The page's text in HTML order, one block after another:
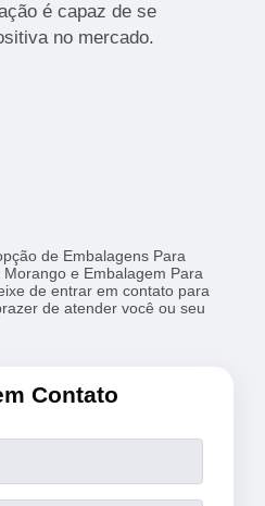
é capaz de se
no mercado.
de Embalagens Para
e Embalagem Para
de entrar em contato para
de atender você ou seu
Contato